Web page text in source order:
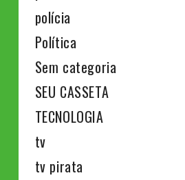
polícia
Política
Sem categoria
SEU CASSETA
TECNOLOGIA
tv
tv pirata